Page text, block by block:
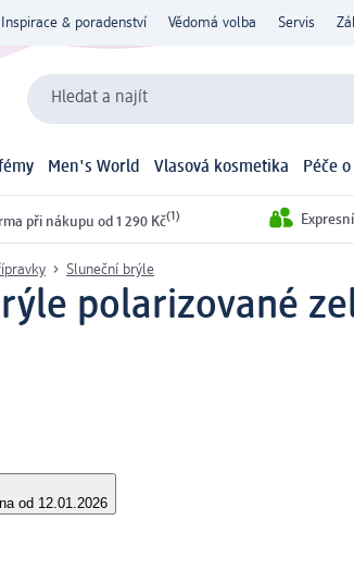
Inspirace & poradenství Vědomá volba Servis
Hledat a najít
Men's World Vlasová kosmetika Péče
při nákupu od 1 290 Kč(1)
Sluneční brýle
polarizované
od 12.01.2026